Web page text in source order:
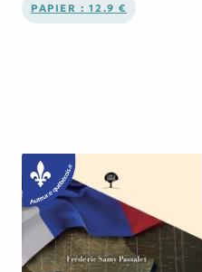
PAPIER : 12.9 €